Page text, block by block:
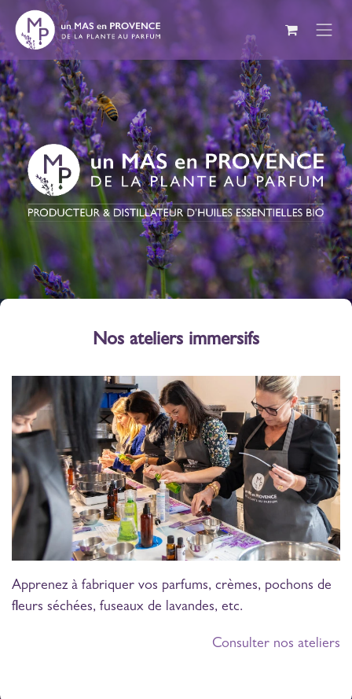
Se rendre au contenu
Nos ateliers immersifs
Apprenez à fabriquer vos parfums, crèmes, pochons de
fleurs séchées, fuseaux de lavandes, etc.
Consulter nos ateliers